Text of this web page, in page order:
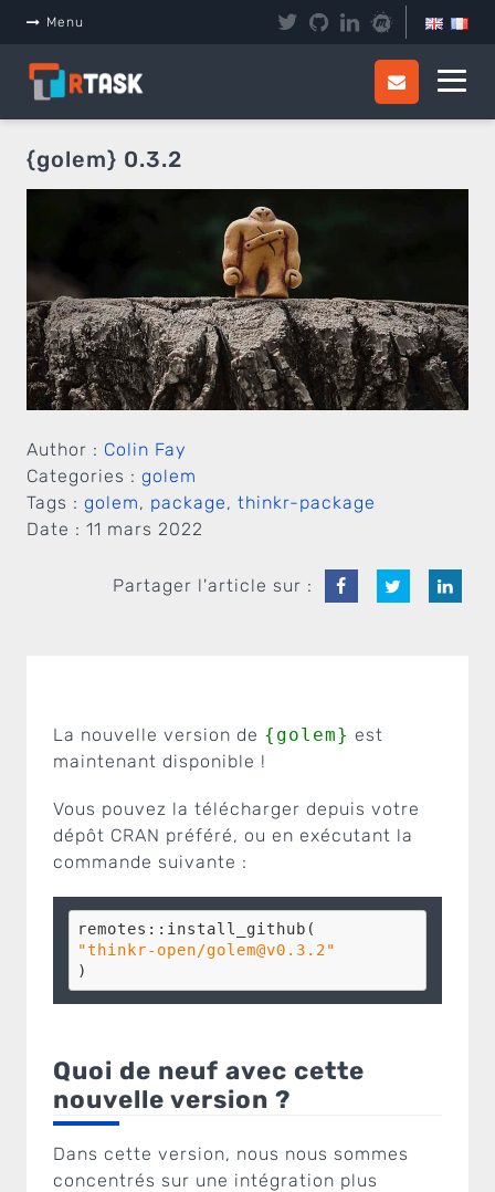
Menu
{golem} 0.3.2
Author : Colin Fay
Categories : golem
Tags : golem, package, thinkr-package
Date : 11 mars 2022
Partager l'article sur :
La nouvelle version de {golem} est
maintenant disponible !
Vous pouvez la télécharger depuis votre
dépôt CRAN préféré, ou en exécutant la
commande suivante :
"thinkr-open/golem@v0.3.2"
Quoi de neuf avec cette
nouvelle version ?
Dans cette version, nous nous sommes
concentrés sur une intégration plus
Panneau de gestion des cookies